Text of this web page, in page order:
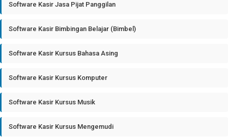
Software Kasir Jasa Pijat Panggilan
Software Kasir Bimbingan Belajar (Bimbel)
Software Kasir Kursus Bahasa Asing
Software Kasir Kursus Komputer
Software Kasir Kursus Musik
Software Kasir Kursus Mengemudi